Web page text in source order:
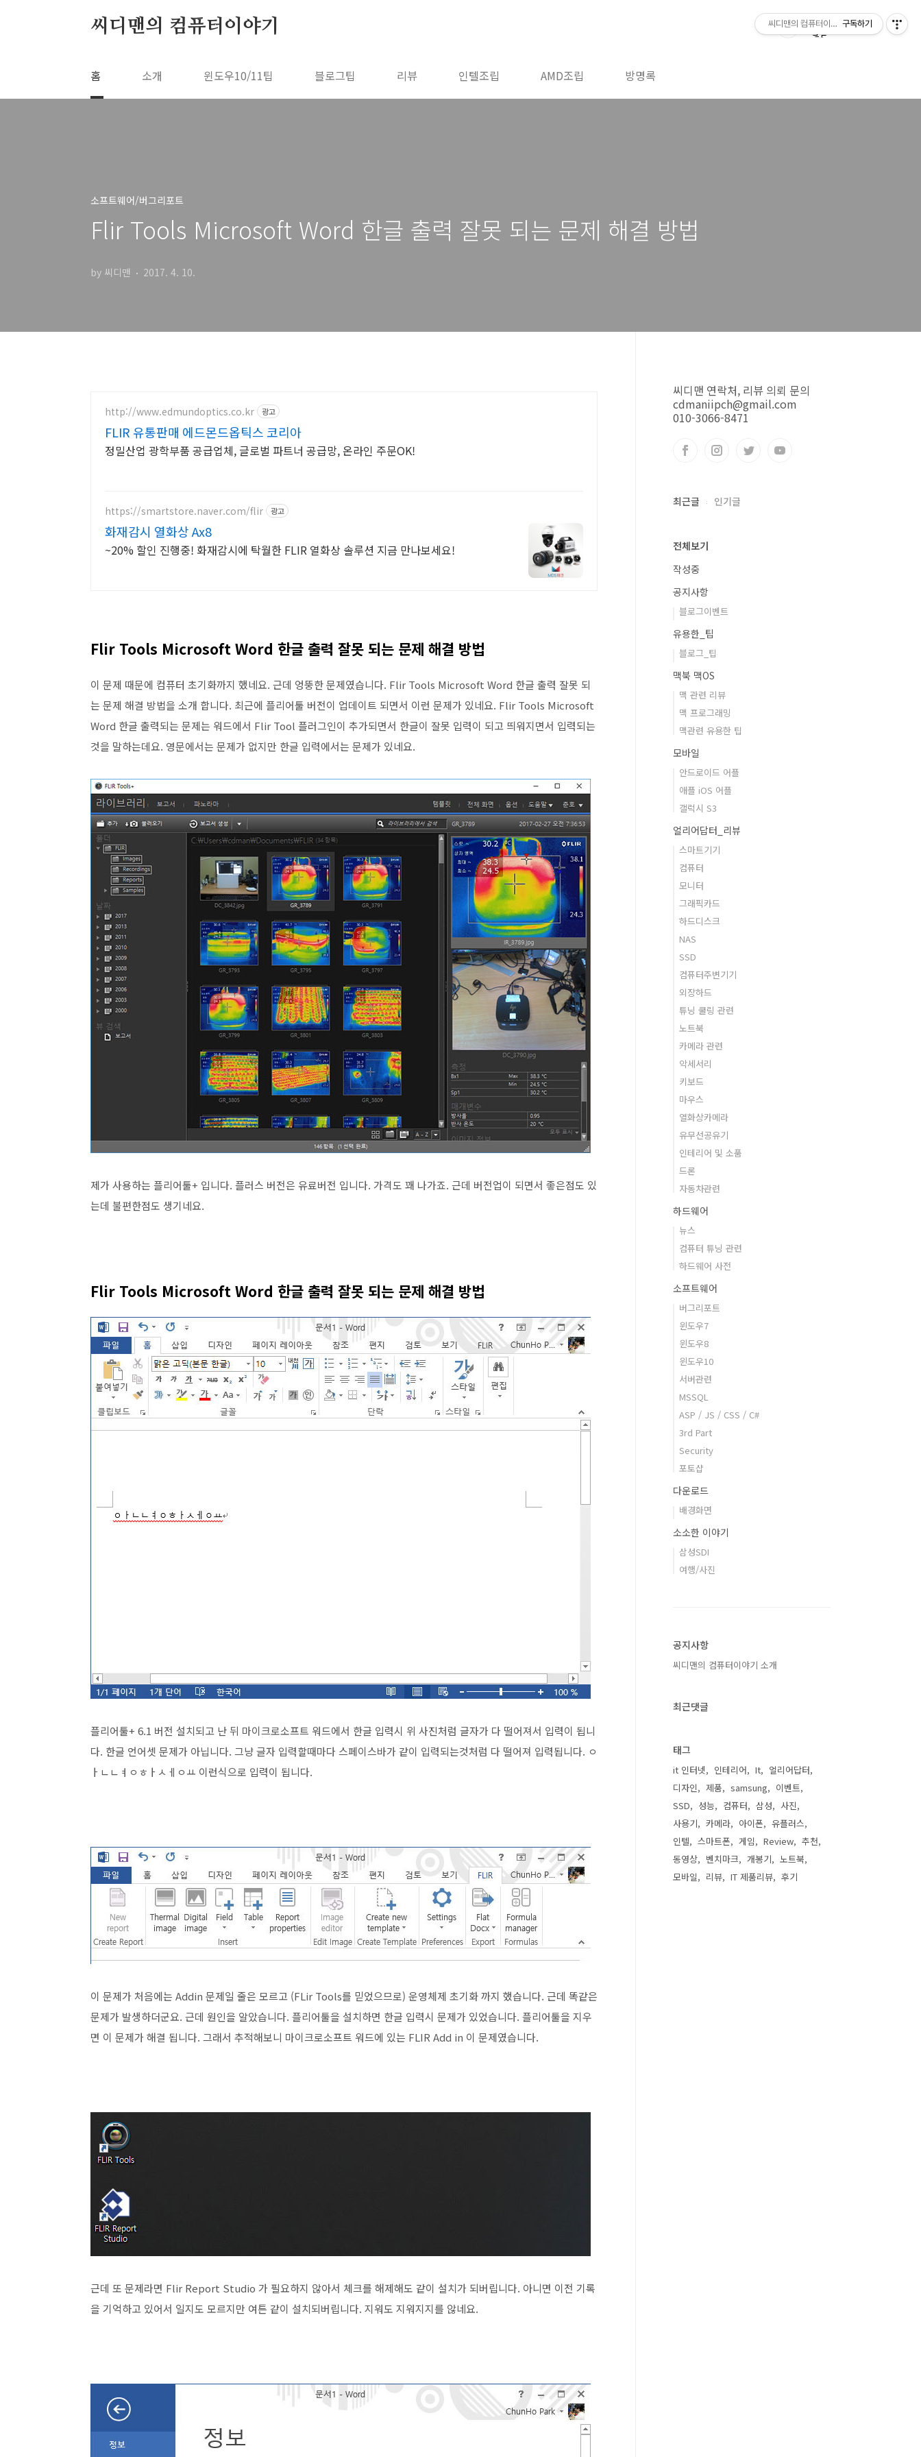
씨디맨의 컴퓨터이야기
홈 소개 윈도우10/11팁 블로그팁 리뷰 인텔조립 AMD조립 방명록
소프트웨어/버그리포트
Flir Tools Microsoft Word 한글 출력 잘못 되는 문제 해결 방법
by 씨디맨 2017. 4. 10.
http://www.edmundoptics.co.kr 광고
FLIR 유통판매 에드몬드옵틱스 코리아
정밀산업 광학부품 공급업체, 글로벌 파트너 공급망, 온라인 주문OK!
https://smartstore.naver.com/flir 광고
화재감시 열화상 Ax8
~20% 할인 진행중! 화재감시에 탁월한 FLIR 열화상 솔루션 지금 만나보세요!
Flir Tools Microsoft Word 한글 출력 잘못 되는 문제 해결 방법
이 문제 때문에 컴퓨터 초기화까지 했네요. 근데 엉뚱한 문제였습니다. Flir Tools Microsoft Word 한글 출력 잘못 되
는 문제 해결 방법을 소개 합니다. 최근에 플리어툴 버전이 업데이트 되면서 이런 문제가 있네요. Flir Tools Microsoft
Word 한글 출력되는 문제는 워드에서 Flir Tool 플러그인이 추가되면서 한글이 잘못 입력이 되고 띄워지면서 입력되는
것을 말하는데요. 영문에서는 문제가 없지만 한글 입력에서는 문제가 있네요.
제가 사용하는 플리어툴+ 입니다. 플러스 버전은 유료버전 입니다. 가격도 꽤 나가죠. 근데 버전업이 되면서 좋은점도 있
는데 불편한점도 생기네요.
Flir Tools Microsoft Word 한글 출력 잘못 되는 문제 해결 방법
플리어툴+ 6.1 버전 설치되고 난 뒤 마이크로소프트 워드에서 한글 입력시 위 사진처럼 글자가 다 떨어져서 입력이 됩니
다. 한글 언어셋 문제가 아닙니다. 그냥 글자 입력할때마다 스페이스바가 같이 입력되는것처럼 다 떨어져 입력됩니다. ㅇ
ㅏㄴㄴㅕㅇㅎㅏㅅㅔㅇㅛ 이런식으로 입력이 됩니다.
이 문제가 처음에는 Addin 문제일 줄은 모르고 (FLir Tools를 믿었으므로) 운영체제 초기화 까지 했습니다. 근데 똑같은
문제가 발생하더군요. 근데 원인을 알았습니다. 플리어툴을 설치하면 한글 입력시 문제가 있었습니다. 플리어툴을 지우
면 이 문제가 해결 됩니다. 그래서 추적해보니 마이크로소프트 워드에 있는 FLIR Add in 이 문제였습니다.
근데 또 문제라면 Flir Report Studio 가 필요하지 않아서 체크를 해제해도 같이 설치가 되버립니다. 아니면 이전 기록
을 기억하고 있어서 일지도 모르지만 여튼 같이 설치되버립니다. 지워도 지워지지를 않네요.
씨디맨 연락처, 리뷰 의뢰 문의
cdmaniipch@gmail.com
010-3066-8471
최근글 인기글
전체보기
작성중
공지사항
블로그이벤트
유용한_팁
블로그_팁
맥북 맥OS
맥 관련 리뷰
맥 프로그래밍
맥관련 유용한 팁
모바일
안드로이드 어플
애플 iOS 어플
갤럭시 S3
얼리어답터_리뷰
스마트기기
컴퓨터
모니터
그래픽카드
하드디스크
NAS
SSD
컴퓨터주변기기
외장하드
튜닝 쿨링 관련
노트북
카메라 관련
악세서리
키보드
마우스
열화상카메라
유무선공유기
인테리어 및 소품
드론
자동차관련
하드웨어
뉴스
컴퓨터 튜닝 관련
하드웨어 사전
소프트웨어
버그리포트
윈도우7
윈도우8
윈도우10
서버관련
MSSQL
ASP / JS / CSS / C#
3rd Part
Security
포토샵
다운로드
배경화면
소소한 이야기
삼성SDI
여행/사진
공지사항
씨디맨의 컴퓨터이야기 소개
최근댓글
태그
it 인터넷 인테리어 It
얼리어답터
디자인
제품 samsung
이벤트
SSD
성능 컴퓨터 삼성
사진
사용기
카메라 아이폰
유플러스
인텔
스마트폰 게임 Review
추천
동영상
벤치마크 개봉기
노트북
모바일
리뷰 IT 제품리뷰 후기
씨디맨의 컴퓨터이야기구독하기